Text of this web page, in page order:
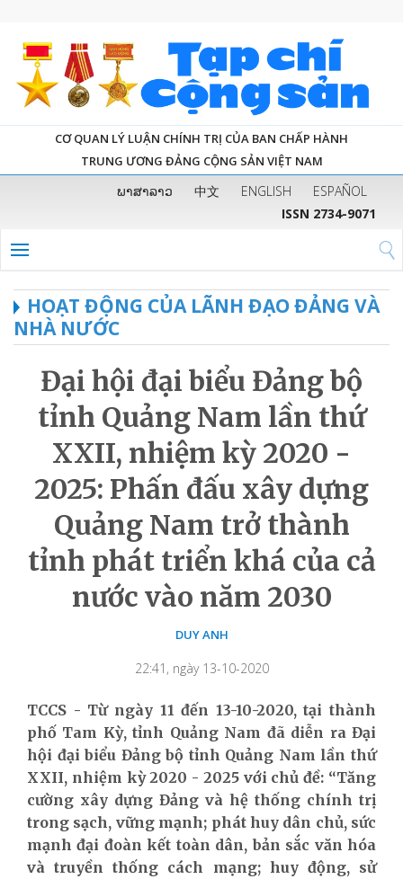
CƠ QUAN LÝ LUẬN CHÍNH TRỊ CỦA BAN CHẤP HÀNH
TRUNG ƯƠNG ĐẢNG CỘNG SẢN VIỆT NAM
ພາສາລາວ 中文 ENGLISH
ESPAÑOL
ISSN 2734-9071
HOẠT ĐỘNG CỦA LÃNH ĐẠO ĐẢNG VÀ
NHÀ NƯỚC
Đại hội đại biểu Đảng bộ
tỉnh Quảng Nam lần thứ
XXII, nhiệm kỳ 2020 -
2025: Phấn đấu xây dựng
Quảng Nam trở thành
tỉnh phát triển khá của cả
nước vào năm 2030
DUY ANH
22:41, ngày 13-10-2020
TCCS - Từ ngày 11 đến 13-10-2020, tại thành
phố Tam Kỳ, tỉnh Quảng Nam đã diễn ra Đại
hội đại biểu Đảng bộ tỉnh Quảng Nam lần thứ
XXII, nhiệm kỳ 2020 - 2025 với chủ đề: “Tăng
cường xây dựng Đảng và hệ thống chính trị
trong sạch, vững mạnh; phát huy dân chủ, sức
mạnh đại đoàn kết toàn dân, bản sắc văn hóa
và truyền thống cách mạng; huy động, sử